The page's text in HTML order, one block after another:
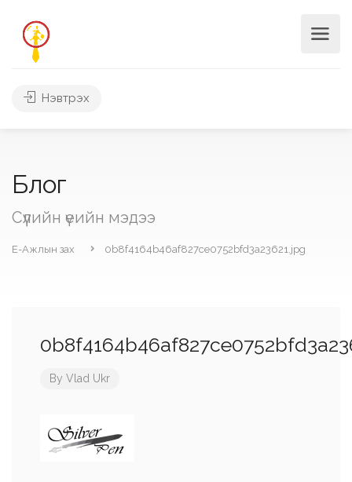
Нэвтрэх
Блог
Сүүлийн үеийн мэдээ
Е-Ажлын зах 0b8f4164b46af827ce0752bfd3a23621.jpg
By Vlad Ukr